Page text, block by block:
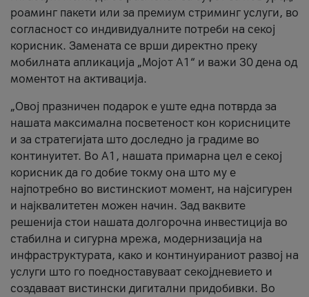
роаминг пакети или за премиум стриминг услуги, во
согласност со индивидуалните потреби на секој
корисник. Замената се врши директно преку
мобилната апликација „Мојот А1“ и важи 30 дена од
моментот на активација.
„Овој празничен подарок е уште една потврда за
нашата максимална посветеност кон корисниците
и за стратегијата што доследно ја градиме во
континуитет. Во А1, нашата примарна цел е секој
корисник да го добие токму она што му е
најпотребно во вистинскиот момент, на најсигурен
и најквалитетен можен начин. Зад ваквите
решенија стои нашата долгорочна инвестиција во
стабилна и сигурна мрежа, модернизација на
инфраструктурата, како и континуираниот развој на
услуги што го поедноставуваат секојдневието и
создаваат вистински дигитални придобивки. Во